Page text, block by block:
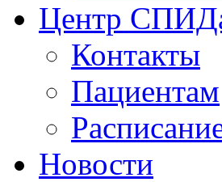
Центр
Контакты
Пациентам
Новости